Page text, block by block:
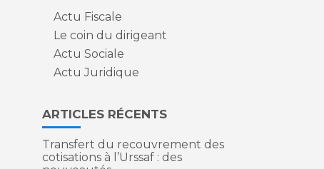
Actu Fiscale
Le coin du dirigeant
Actu Sociale
Actu Juridique
ARTICLES RÉCENTS
Transfert du recouvrement des
cotisations à l’Urssaf : des